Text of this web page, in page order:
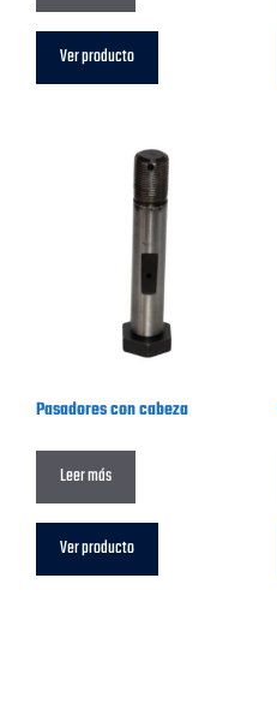
Ver producto
Pasadores con cabeza
Leer más
Ver producto